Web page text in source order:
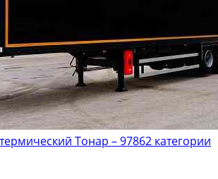
Тонар – 97862 категории